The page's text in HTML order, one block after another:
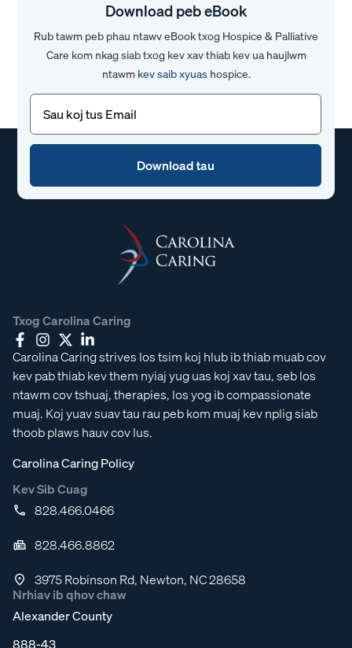
Download peb eBook
Rub tawm peb phau ntawv eBook txog Hospice & Palliative
Care kom nkag siab txog kev xav thiab kev ua haujlwm
ntawm kev saib xyuashospice.
Email(Yuav
tsum
tau)
Txog Carolina Caring
Carolina Caring strives los tsim koj hlub ib thiab muab cov
kev pab thiab kev them nyiaj yug uas koj xav tau, seb los
ntawm cov tshuaj, therapies, los yog ib compassionate
muaj. Koj yuav suav tau rau peb kom muaj kev nplig siab
thoob plaws hauv cov lus.
Carolina Caring Policy
Kev Sib Cuag
828.466.0466
828.466.8862
3975 Robinson Rd, Newton, NC 28658
Nrhiav ib qhov chaw
Alexander County
888-43